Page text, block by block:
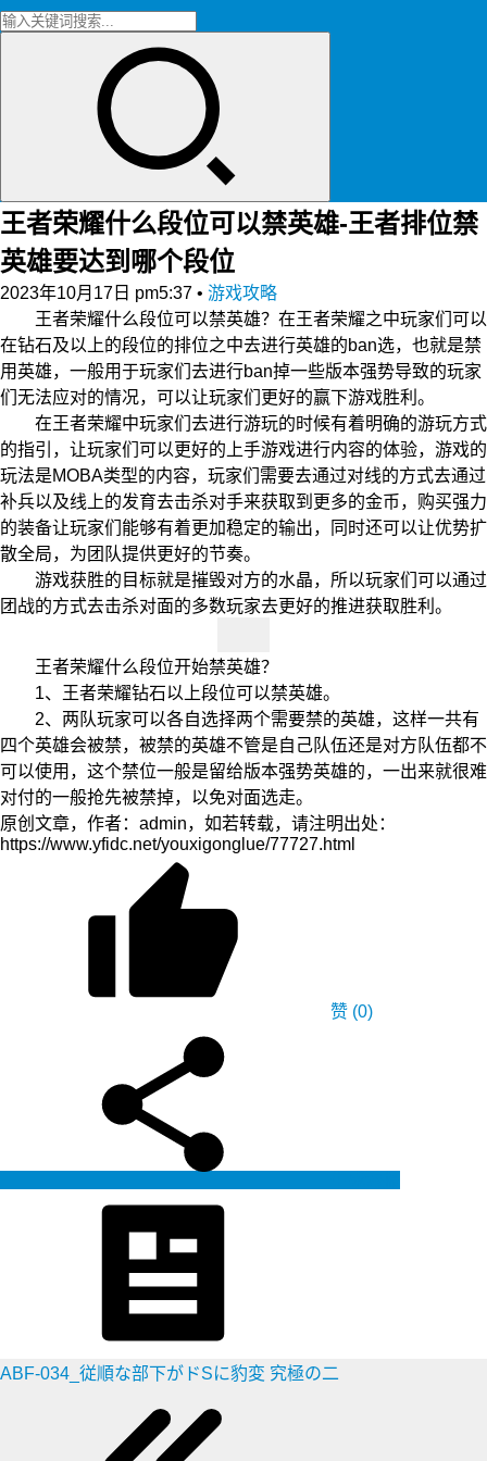
王者荣耀什么段位可以禁英雄-王者排位禁
英雄要达到哪个段位
2023年10月17日 pm5:37 • 游戏攻略
王者荣耀什么段位可以禁英雄？在王者荣耀之中玩家们可以
在钻石及以上的段位的排位之中去进行英雄的ban选，也就是禁
用英雄，一般用于玩家们去进行ban掉一些版本强势导致的玩家
们无法应对的情况，可以让玩家们更好的赢下游戏胜利。
在王者荣耀中玩家们去进行游玩的时候有着明确的游玩方式
的指引，让玩家们可以更好的上手游戏进行内容的体验，游戏的
玩法是MOBA类型的内容，玩家们需要去通过对线的方式去通过
补兵以及线上的发育去击杀对手来获取到更多的金币，购买强力
的装备让玩家们能够有着更加稳定的输出，同时还可以让优势扩
散全局，为团队提供更好的节奏。
游戏获胜的目标就是摧毁对方的水晶，所以玩家们可以通过
团战的方式去击杀对面的多数玩家去更好的推进获取胜利。
王者荣耀什么段位开始禁英雄？
1、王者荣耀钻石以上段位可以禁英雄。
2、两队玩家可以各自选择两个需要禁的英雄，这样一共有
四个英雄会被禁，被禁的英雄不管是自己队伍还是对方队伍都不
可以使用，这个禁位一般是留给版本强势英雄的，一出来就很难
对付的一般抢先被禁掉，以免对面选走。
原创文章，作者：admin，如若转载，请注明出处：
https://www.yfidc.net/youxigonglue/77727.html
赞 (0)
ABF-034_従順な部下がドSに豹変 究極の二